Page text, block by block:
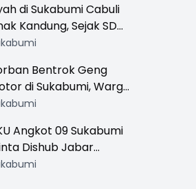
di Sukabumi Cabuli
Kandung, Sejak SD
SMA
Bentrok Geng
di Sukabumi, Warga
Sopir Tangki
Angkot 09 Sukabumi
Dishub Jabar
Trayek Ciawi-